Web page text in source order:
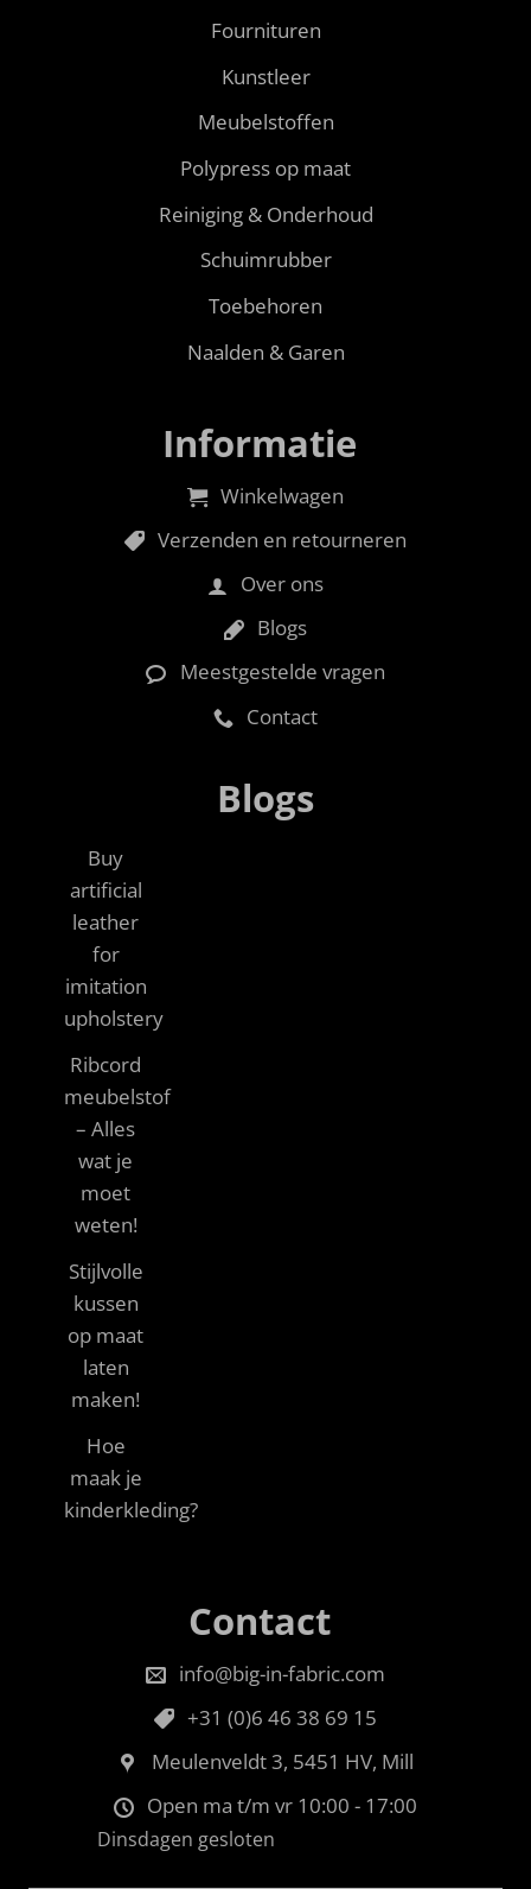
Fournituren
Kunstleer
Meubelstoffen
Polypress op maat
Reiniging & Onderhoud
Schuimrubber
Toebehoren
Naalden & Garen
Informatie
Winkelwagen
Verzenden en retourneren
Over ons
Blogs
Meestgestelde vragen
Contact
Blogs
Buy
artificial
leather
for
imitation
upholstery
Ribcord
meubelstof
– Alles
wat je
moet
weten!
Stijlvolle
kussen
op maat
laten
maken!
Hoe
maak je
kinderkleding?
Contact
info@big-in-fabric.com
+31 (0)6 46 38 69 15
Meulenveldt 3, 5451 HV, Mill
Open ma t/m vr 10:00 - 17:00
Dinsdagen gesloten